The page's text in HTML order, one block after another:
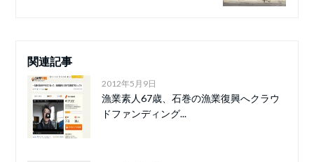
関連記事
2012年5月9日
漁業素人67歳、石巻の漁業復興へクラウ
ドファンディング...